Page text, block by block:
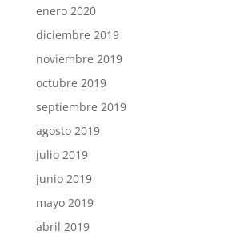
enero 2020
diciembre 2019
noviembre 2019
octubre 2019
septiembre 2019
agosto 2019
julio 2019
junio 2019
mayo 2019
abril 2019